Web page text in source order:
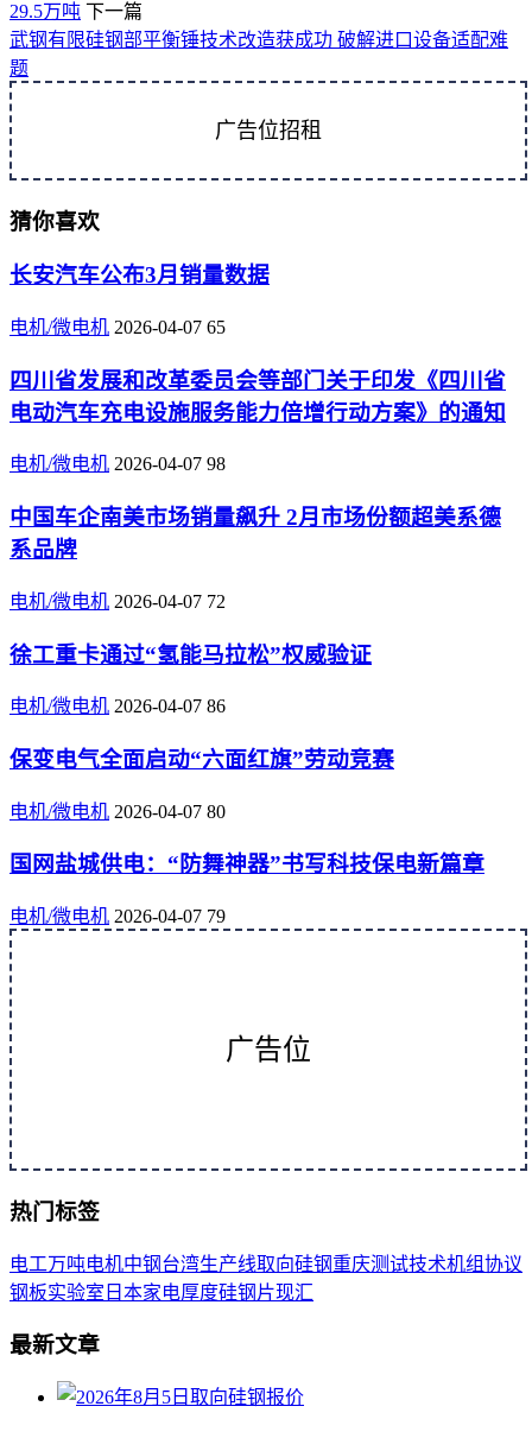
29.5万吨 下一篇
武钢有限硅钢部平衡锤技术改造获成功 破解进口设备适配难
题
广告位招租
猜你喜欢
长安汽车公布3月销量数据
电机/微电机 2026-04-07 65
四川省发展和改革委员会等部门关于印发《四川省
电动汽车充电设施服务能力倍增行动方案》的通知
电机/微电机 2026-04-07 98
中国车企南美市场销量飙升 2月市场份额超美系德
系品牌
电机/微电机 2026-04-07 72
徐工重卡通过“氢能马拉松”权威验证
电机/微电机 2026-04-07 86
保变电气全面启动“六面红旗”劳动竞赛
电机/微电机 2026-04-07 80
国网盐城供电：“防舞神器”书写科技保电新篇章
电机/微电机 2026-04-07 79
广告位
热门标签
电工万吨电机中钢台湾生产线取向硅钢重庆测试技术机组协议
钢板实验室 日本家电厚度硅钢片现汇
最新文章